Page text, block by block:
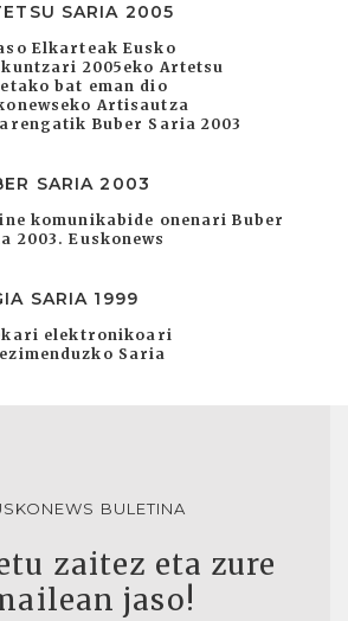
SARIA 2005
Elkarteak Eusko
2005eko Artetsu
bat eman dio
Artisautza
Buber Saria 2003
SARIA 2003
komunikabide onenari Buber
2003. Euskonews
SARIA 1999
elektronikoari
Saria
BULETINA
zaitez eta zure
jaso!